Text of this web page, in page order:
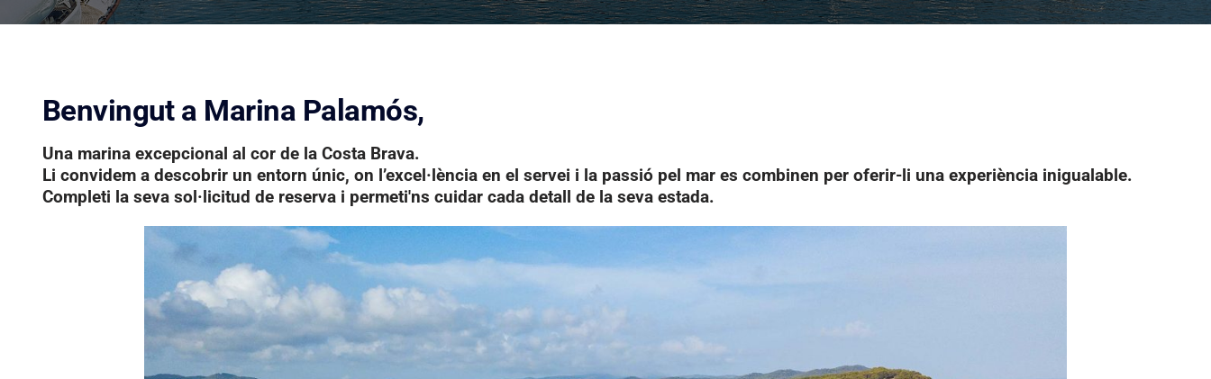
Benvingut a Marina Palamós,
Una marina excepcional al cor de la Costa Brava.
Li convidem a descobrir un entorn únic, on l’excel·lència en el servei i la passió pel mar es combinen per oferir-li una experiència inigualable.
Completi la seva sol·licitud de reserva i permeti'ns cuidar cada detall de la seva estada.